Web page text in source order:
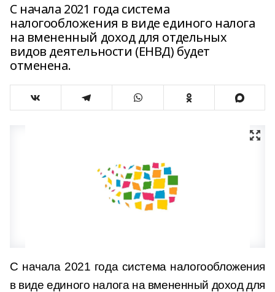
С начала 2021 года система
налогообложения в виде единого налога
на вмененный доход для отдельных
видов деятельности (ЕНВД) будет
отменена.
С начала 2021 года система налогообложения
в виде единого налога на вмененный доход для